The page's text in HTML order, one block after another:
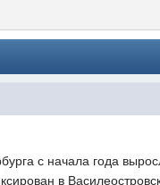
с начала года
в